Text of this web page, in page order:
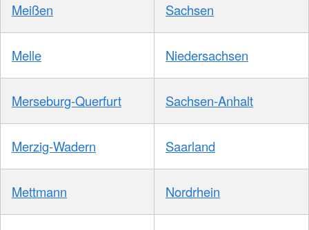
Meißen Sachsen
Melle Niedersachsen
Merseburg-Querfurt Sachsen-Anhalt
Merzig-Wadern Saarland
Mettmann Nordrhein